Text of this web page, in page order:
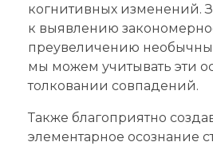
когнитивных изменений.
к выявлению
преувеличению
мы можем учитывать эти
толковании совпадений.
Также благоприятно
элементарное осознание